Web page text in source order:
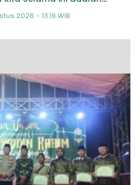
2026 - 13:19 WIB